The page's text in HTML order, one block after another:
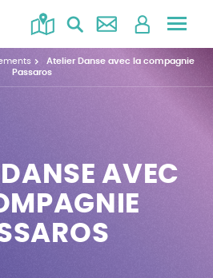
au
Atelier Danse avec la compagnie
Passaros
AVEC